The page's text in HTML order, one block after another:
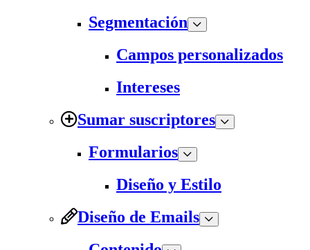
Segmentación
Campos personalizados
Intereses
Sumar suscriptores
Formularios
Diseño y Estilo
Diseño de Emails